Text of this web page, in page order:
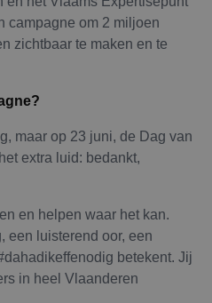
campagne om 2 miljoen
zichtbaar te maken en te
maar op 23 juni, de Dag van
extra luid: bedankt,
en helpen waar het kan.
een luisterend oor, een
betekent. Jij
in heel Vlaanderen